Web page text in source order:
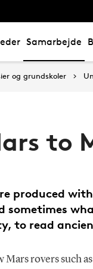
Samarbejde
og grundskoler
to
produced
sometimes
to read
Mars rovers such